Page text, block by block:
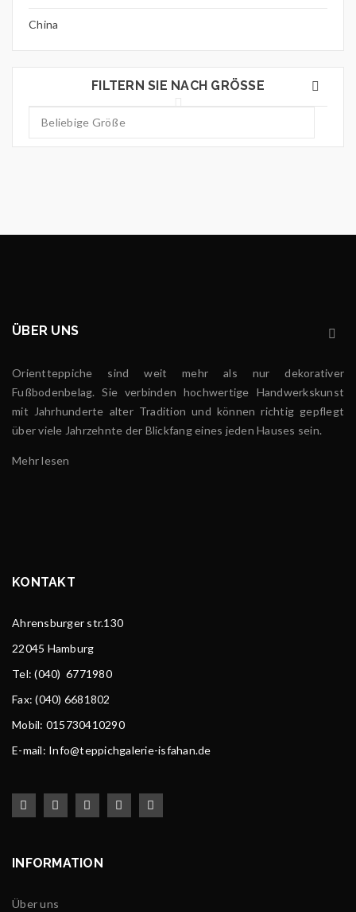
China
FILTERN SIE NACH GRÖSSE
ÜBER UNS
Orientteppiche sind weit mehr als nur dekorativer
Fußbodenbelag. Sie verbinden hochwertige Handwerkskunst
mit Jahrhunderte alter Tradition und können richtig gepflegt
über viele Jahrzehnte der Blickfang eines jeden Hauses sein.
Mehr lesen
KONTAKT
Ahrensburger str.130
22045 Hamburg
Tel: (040) 6771980
Fax: (040) 6681802
Mobil: 015730410290
E-mail: Info@teppichgalerie-isfahan.de
INFORMATION
Über uns